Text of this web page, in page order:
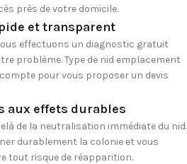
près de votre domicile.
et transparent
effectuons un diagnostic gratuit
problème. Type de nid emplacement
pour vous proposer un devis
aux effets durables
de la neutralisation immédiate du nid.
durablement la colonie et vous
tout risque de réapparition.